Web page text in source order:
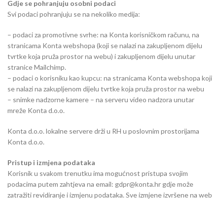
Gdje se pohranjuju osobni podaci
Svi podaci pohranjuju se na nekoliko medija:
– podaci za promotivne svrhe: na Konta korisničkom računu, na
stranicama Konta webshopa (koji se nalazi na zakupljenom dijelu
tvrtke koja pruža prostor na webu) i zakupljenom dijelu unutar
stranice Mailchimp.
– podaci o korisniku kao kupcu: na stranicama Konta webshopa koji
se nalazi na zakupljenom dijelu tvrtke koja pruža prostor na webu
– snimke nadzorne kamere – na serveru video nadzora unutar
mreže Konta d.o.o.
Konta d.o.o. lokalne servere drži u RH u poslovnim prostorijama
Konta d.o.o.
Pristup i izmjena podataka
Korisnik u svakom trenutku ima mogućnost pristupa svojim
podacima putem zahtjeva na email: gdpr@konta.hr gdje može
zatražiti revidiranje i izmjenu podataka. Sve izmjene izvršene na web